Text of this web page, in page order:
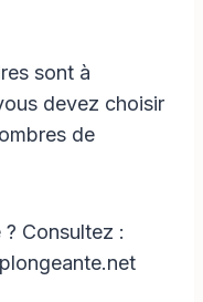
sont à
devez choisir
de
Consultez :